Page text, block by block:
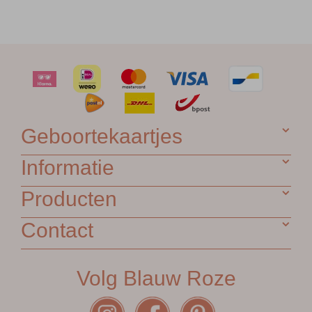
Geboortekaartjes
Informatie
Producten
Contact
Volg Blauw Roze